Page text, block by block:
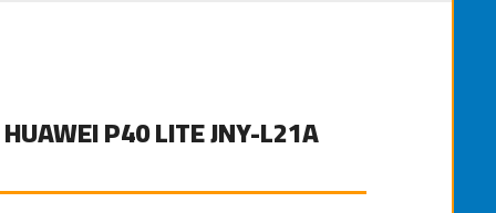
P40 LITE JNY-L21A